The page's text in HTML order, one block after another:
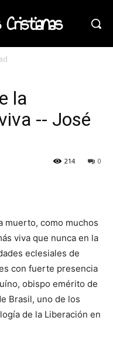
Cristianas
la
-- José
0
214
muerto, como muchos
viva que nunca en la
eclesiales de
con fuerte presencia
obispo emérito de
Brasil, uno de los
de la Liberación en